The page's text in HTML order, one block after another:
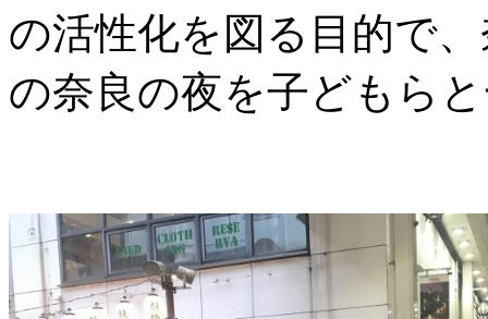
の活性化を図る目的で
の奈良の夜を子どもら